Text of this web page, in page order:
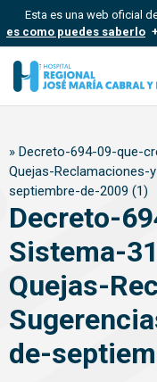
Saltar
al
contenido
Esta es una web oficial
es como puedes saberlo
Los sitios web
Un sitio .gob.do,
usan HTTPS
Un candado () o https://
seguro dentro de .gob.do
confidencial solo en este
» Decreto-694-09-que-
Quejas-
septiembre-de-2009 (1)
Decreto-
Sistema-
Quejas-
de-